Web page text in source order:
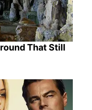
That Still